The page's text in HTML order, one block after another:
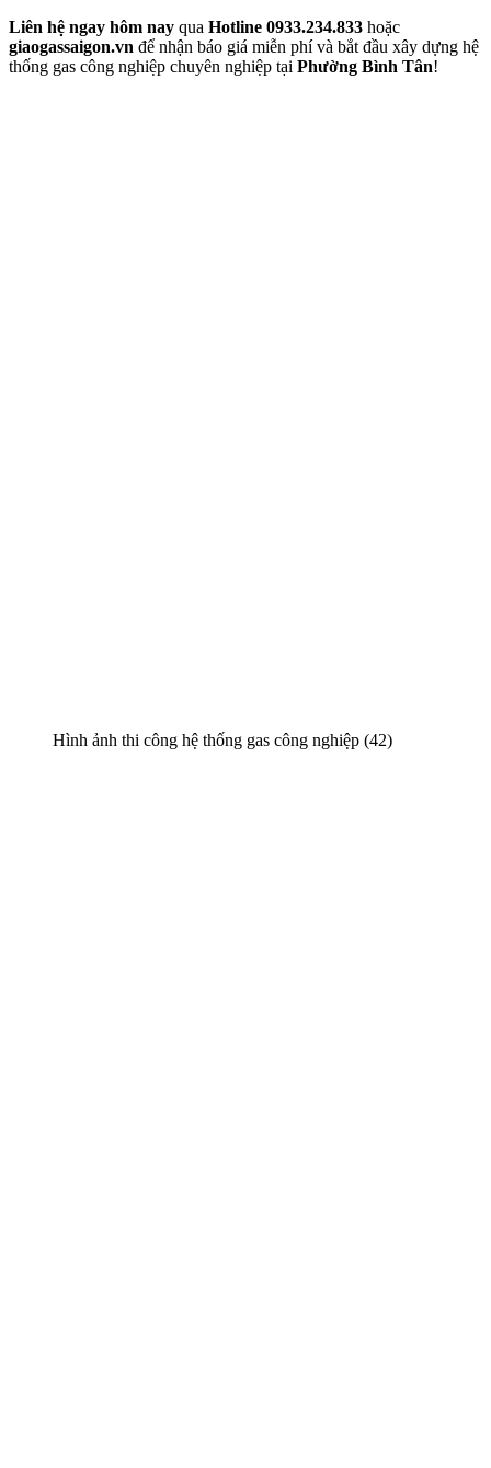
Liên hệ ngay hôm nay qua Hotline 0933.234.833 hoặc
giaogassaigon.vn để nhận báo giá miễn phí và bắt đầu xây dựng hệ
thống gas công nghiệp chuyên nghiệp tại Phường Bình Tân!
Hình ảnh thi công hệ thống gas công nghiệp (42)